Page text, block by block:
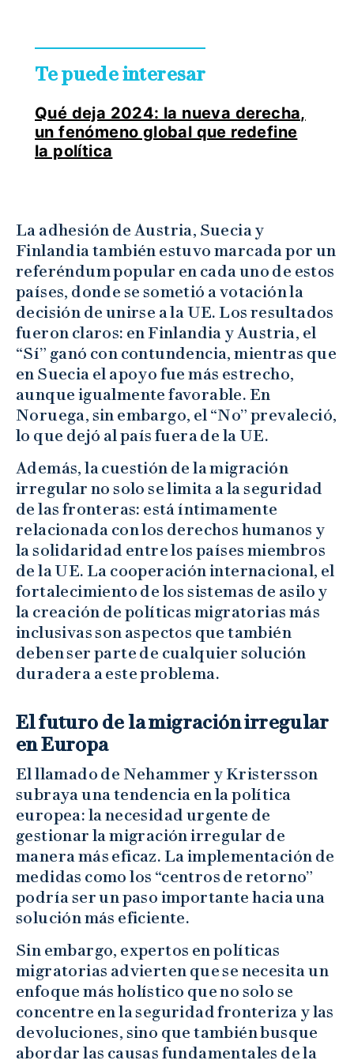
Te puede interesar
Qué deja 2024: la nueva derecha,
un fenómeno global que redefine
la política
La adhesión de Austria, Suecia y
Finlandia también estuvo marcada por un
referéndum popular en cada uno de estos
países, donde se sometió a votación la
decisión de unirse a la UE. Los resultados
fueron claros: en Finlandia y Austria, el
“Sí” ganó con contundencia, mientras que
en Suecia el apoyo fue más estrecho,
aunque igualmente favorable. En
Noruega, sin embargo, el “No” prevaleció,
lo que dejó al país fuera de la UE.
Además, la cuestión de la migración
irregular no solo se limita a la seguridad
de las fronteras: está íntimamente
relacionada con los derechos humanos y
la solidaridad entre los países miembros
de la UE. La cooperación internacional, el
fortalecimiento de los sistemas de asilo y
la creación de políticas migratorias más
inclusivas son aspectos que también
deben ser parte de cualquier solución
duradera a este problema.
El futuro de la migración irregular
en Europa
El llamado de Nehammer y Kristersson
subraya una tendencia en la política
europea: la necesidad urgente de
gestionar la migración irregular de
manera más eficaz. La implementación de
medidas como los “centros de retorno”
podría ser un paso importante hacia una
solución más eficiente.
Sin embargo, expertos en políticas
migratorias advierten que se necesita un
enfoque más holístico que no solo se
concentre en la seguridad fronteriza y las
devoluciones, sino que también busque
abordar las causas fundamentales de la